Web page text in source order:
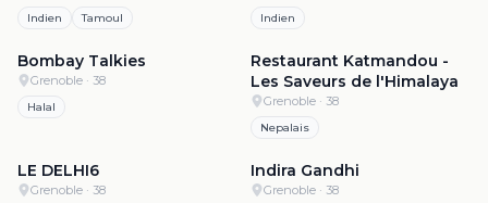
Indien Tamoul Indien
Bombay Talkies
Grenoble · 38
Halal
Restaurant Katmandou -
Les Saveurs de l'Himalaya
Grenoble · 38
Nepalais
LE DELHI6
Grenoble · 38
Indira Gandhi
Grenoble · 38